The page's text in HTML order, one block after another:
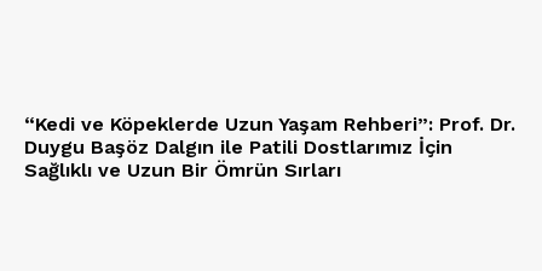
“Kedi ve Köpeklerde Uzun Yaşam Rehberi”: Prof. Dr.
Duygu Başöz Dalgın ile Patili Dostlarımız İçin
Sağlıklı ve Uzun Bir Ömrün Sırları